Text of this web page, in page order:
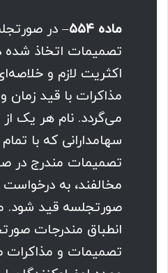
ماده ۵۵۴
– در
تصمیمات اتخاذ شده
اکثریت لازم و
مذاکرات با قید زمان
می‌گردد. نام هر یک از
سهامدارانی که با
تصمیمات مندرج در
مخالفند، به درخواست
صورتجلسه قید
انطباق مندرجات
تصمیمات و مذاکرات